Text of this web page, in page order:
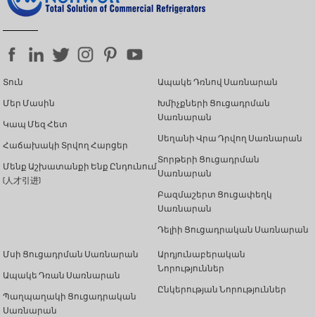
Տուն
Մեր Մասին
Կապ Մեզ Հետ
Հաճախակի Տրվող Հարցեր
Մենք Աշխատանքի Ենք Ընդունում
(人才引进)
Ապակե Դռնով Սառնարան
Խմիչքների Ցուցադրման
Սառնարան
Սեղանի Վրա Դրվող Սառնարան
Տորթերի Ցուցադրման
Սառնարան
Բազմաշերտ Ցուցափեղկ
Սառնարան
Դելիի Ցուցադրական Սառնարան
Մսի Ցուցադրման Սառնարան
Ապակե Դռան Սառնարան
Պաղպաղակի Ցուցադրական
Սառնարան
Արդյունաբերական
Նորություններ
Ընկերության Նորություններ